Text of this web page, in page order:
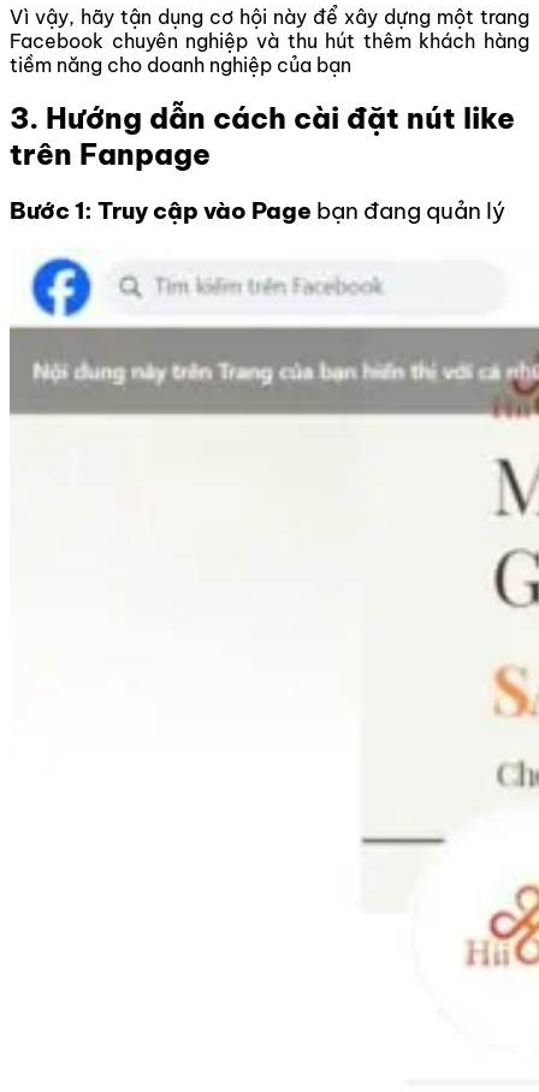
Vì vậy, hãy tận dụng cơ hội này để xây dựng một trang
Facebook chuyên nghiệp và thu hút thêm khách hàng
tiềm năng cho doanh nghiệp của bạn
3. Hướng dẫn cách cài đặt nút like
trên Fanpage
Bước 1: Truy cập vào Page bạn đang quản lý